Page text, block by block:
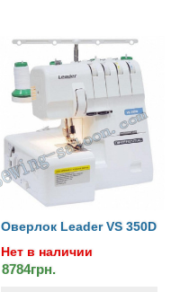
Оверлок Leader VS 350D
Нет в наличии
8784грн.